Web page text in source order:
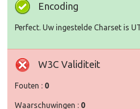
Encoding
Perfect. Uw ingestelde Charset is
W3C Validiteit
Fouten : 0
Waarschuwingen : 0